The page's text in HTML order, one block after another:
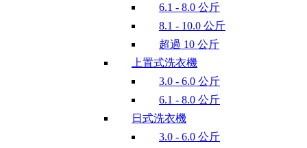
6.1 - 8.0 公斤
8.1 - 10.0 公斤
超過 10 公斤
上置式洗衣機
3.0 - 6.0 公斤
6.1 - 8.0 公斤
日式洗衣機
3.0 - 6.0 公斤